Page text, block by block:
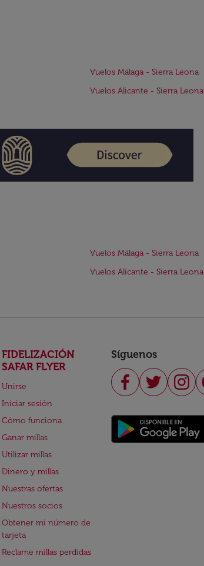
Vuelos Málaga - Sierra Leona
Vuelos Alicante - Sierra Leona
Vuelos Málaga - Sierra Leona
Vuelos Alicante - Sierra Leona
FIDELIZACIÓN
SAFAR FLYER
Unirse
Iniciar sesión
Cómo funciona
Ganar millas
Utilizar millas
Dinero y millas
Nuestras ofertas
Nuestros socios
Obtener mi número de
tarjeta
Reclame millas perdidas
Síguenos